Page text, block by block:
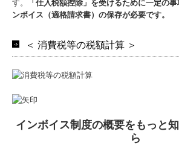
す。
「仕入税額控除」を受けるために一定の
ンボイス（適格請求書）の保存が必要です。
＜ 消費税等の税額計算 ＞
インボイス制度の概要をもっと
ら